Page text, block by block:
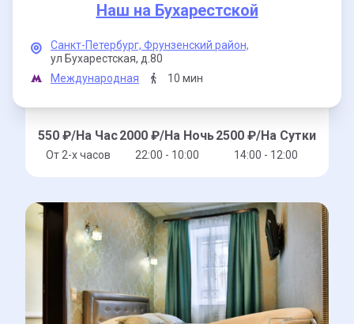
Наш на Бухарестской
Санкт-Петербург, Фрунзенский район,
ул Бухарестская, д.80
Международная
10 мин
550 ₽/На Час
От 2-x часов
2000 ₽/На Ночь
22:00 - 10:00
2500 ₽/На Сутки
14:00 - 12:00